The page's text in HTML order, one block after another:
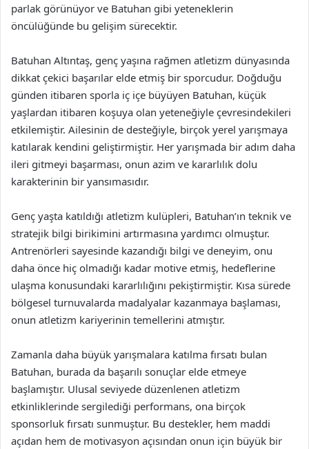
parlak görünüyor ve Batuhan gibi yeteneklerin
öncülüğünde bu gelişim sürecektir.
Batuhan Altıntaş, genç yaşına rağmen atletizm dünyasında
dikkat çekici başarılar elde etmiş bir sporcudur. Doğduğu
günden itibaren sporla iç içe büyüyen Batuhan, küçük
yaşlardan itibaren koşuya olan yeteneğiyle çevresindekileri
etkilemiştir. Ailesinin de desteğiyle, birçok yerel yarışmaya
katılarak kendini geliştirmiştir. Her yarışmada bir adım daha
ileri gitmeyi başarması, onun azim ve kararlılık dolu
karakterinin bir yansımasıdır.
Genç yaşta katıldığı atletizm kulüpleri, Batuhan’ın teknik ve
stratejik bilgi birikimini artırmasına yardımcı olmuştur.
Antrenörleri sayesinde kazandığı bilgi ve deneyim, onu
daha önce hiç olmadığı kadar motive etmiş, hedeflerine
ulaşma konusundaki kararlılığını pekiştirmiştir. Kısa sürede
bölgesel turnuvalarda madalyalar kazanmaya başlaması,
onun atletizm kariyerinin temellerini atmıştır.
Zamanla daha büyük yarışmalara katılma fırsatı bulan
Batuhan, burada da başarılı sonuçlar elde etmeye
başlamıştır. Ulusal seviyede düzenlenen atletizm
etkinliklerinde sergilediği performans, ona birçok
sponsorluk fırsatı sunmuştur. Bu destekler, hem maddi
açıdan hem de motivasyon açısından onun için büyük bir